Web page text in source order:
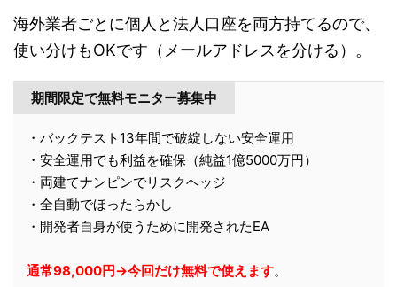
海外業者ごとに個人と法人口座を両方持てるので、
使い分けもOKです（メールアドレスを分ける）。
期間限定で無料モニター募集中
・バックテスト13年間で破綻しない安全運用
・安全運用でも利益を確保（純益1億5000万円）
・両建てナンピンでリスクヘッジ
・全自動でほったらかし
・開発者自身が使うために開発されたEA
通常98,000円→今回だけ無料で使えます。